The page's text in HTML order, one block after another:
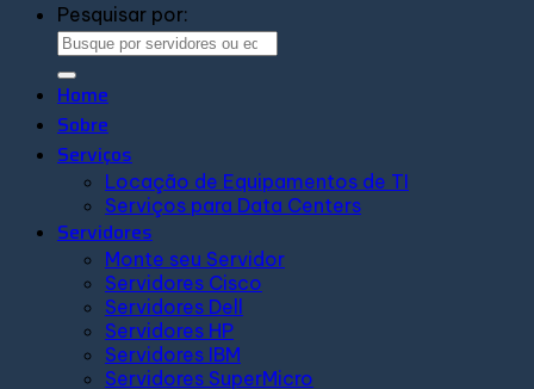
Pesquisar por:
Home
Sobre
Serviços
Locação de Equipamentos de TI
Serviços para Data Centers
Servidores
Monte seu Servidor
Servidores Cisco
Servidores Dell
Servidores HP
Servidores IBM
Servidores SuperMicro